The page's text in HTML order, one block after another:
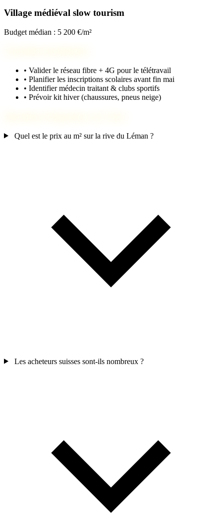
Village médiéval slow tourism
Budget médian : 5 200 €/m²
• Valider le réseau fibre + 4G pour le télétravail
• Planifier les inscriptions scolaires avant fin mai
• Identifier médecin traitant & clubs sportifs
• Prévoir kit hiver (chaussures, pneus neige)
Quel est le prix au m² sur la rive du Léman ?
Les acheteurs suisses sont-ils nombreux ?